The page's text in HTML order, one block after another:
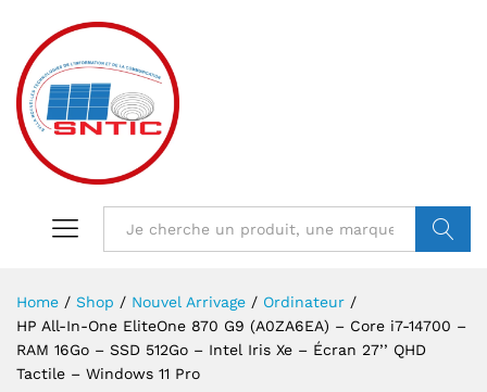
Home / Shop / Nouvel Arrivage / Ordinateur /
HP All-In-One EliteOne 870 G9 (A0ZA6EA) – Core i7-14700 –
RAM 16Go – SSD 512Go – Intel Iris Xe – Écran 27’’ QHD
Tactile – Windows 11 Pro